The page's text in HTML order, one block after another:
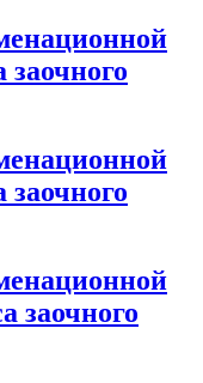
заочного
заочного
заочного